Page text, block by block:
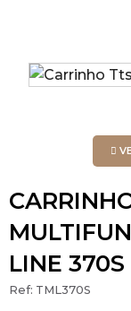
LINE 370S
Ref: TML370S